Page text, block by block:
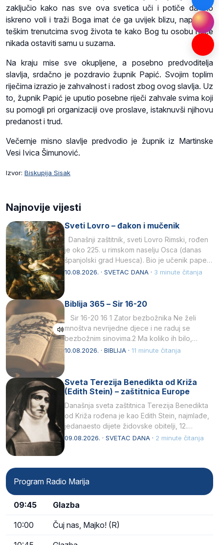
zaključio kako nas sve ova svetica uči i potiče da tko
iskreno voli i traži Boga imat će ga uvijek blizu, napose u
teškim trenutcima svog života te kako Bog tu osobu neće
nikada ostaviti samu u suzama.
Na kraju mise sve okupljene, a posebno predvoditelja
slavlja, srdačno je pozdravio župnik Papić. Svojim toplim
riječima izrazio je zahvalnost i radost zbog ovog slavlja. Uz
to, župnik Papić je uputio posebne riječi zahvale svima koji
su pomogli pri organizaciji ove proslave, istaknuvši njihovu
predanost i trud.
Večernje misno slavlje predvodio je župnik iz Martinske
Vesi Ivica Šimunović.
Izvor: Biskupija Sisak
Najnovije vijesti
Sveti Lovro – đakon i mučenik
Današnji zaštitnik, sveti Lovro Rimski, rođen
je oko 225. u rimskom naselju Osca (danas
španjolski grad Huesca). Bio je učenik pape…
10.08.2026. · SVETAC DANA · 3 minute čitanja
Biblija 365 – Sir 16-20
Sir 16-20 16 1 Zator bezbožnika Ne želi
mnoštva nevrijedne djece i ne raduj se
bezbožnim sinovima.2 Ma koliko ih bilo,…
10.08.2026. · BIBLIJA · 11 minute čitanja
Sveta Terezija Benedikta od Križa
(Edith Stein) – zaštitnica Europe
Današnja sveta zaštitnica Terezija Benedikta
od Križa rođena je kao Edith Stein, najmlađe,
jedanaesto dijete židovske obitelji, 12.
listopada 1891, u Wrocławu…
09.08.2026. · SVETAC DANA · 2 minute čitanja
Program Radio Marija
09:45 Glazba
10:00 Čuj nas, Majko! (R)